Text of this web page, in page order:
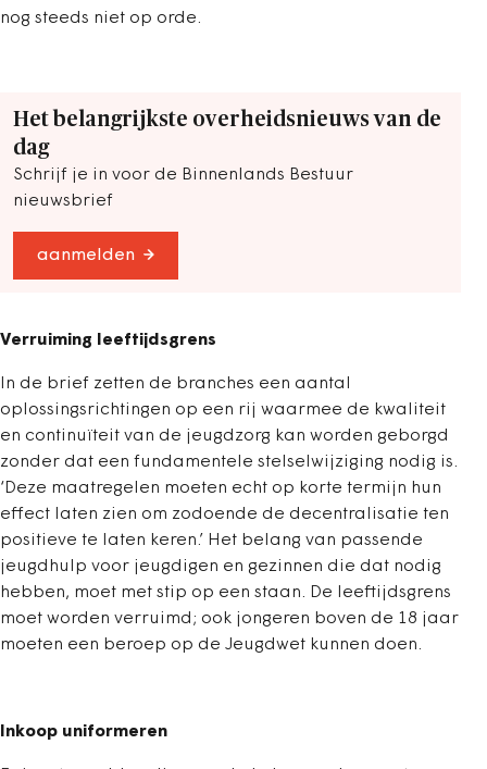
nog steeds niet op orde.
Het belangrijkste overheidsnieuws van de
dag
Schrijf je in voor de Binnenlands Bestuur
nieuwsbrief
aanmelden
Verruiming leeftijdsgrens
In de brief zetten de branches een aantal
oplossingsrichtingen op een rij waarmee de kwaliteit
en continuïteit van de jeugdzorg kan worden geborgd
zonder dat een fundamentele stelselwijziging nodig is.
‘Deze maatregelen moeten echt op korte termijn hun
effect laten zien om zodoende de decentralisatie ten
positieve te laten keren.’ Het belang van passende
jeugdhulp voor jeugdigen en gezinnen die dat nodig
hebben, moet met stip op een staan. De leeftijdsgrens
moet worden verruimd; ook jongeren boven de 18 jaar
moeten een beroep op de Jeugdwet kunnen doen.
Inkoop uniformeren